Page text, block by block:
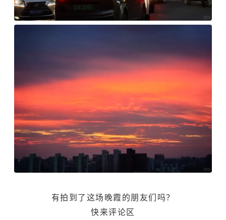
有拍到了这场晚霞的朋友们吗？
快来评论区